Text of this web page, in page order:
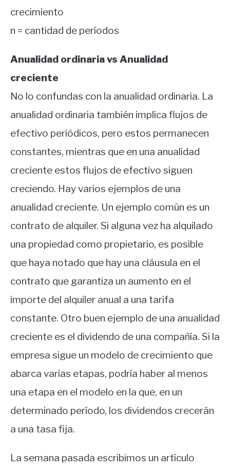
crecimiento
n = cantidad de períodos
Anualidad ordinaria vs Anualidad
creciente
No lo confundas con la anualidad ordinaria. La
anualidad ordinaria también implica flujos de
efectivo periódicos, pero estos permanecen
constantes, mientras que en una anualidad
creciente estos flujos de efectivo siguen
creciendo. Hay varios ejemplos de una
anualidad creciente. Un ejemplo común es un
contrato de alquiler. Si alguna vez ha alquilado
una propiedad como propietario, es posible
que haya notado que hay una cláusula en el
contrato que garantiza un aumento en el
importe del alquiler anual a una tarifa
constante. Otro buen ejemplo de una anualidad
creciente es el dividendo de una compañía. Si la
empresa sigue un modelo de crecimiento que
abarca varias etapas, podría haber al menos
una etapa en el modelo en la que, en un
determinado período, los dividendos crecerán
a una tasa fija.
La semana pasada escribimos un artículo